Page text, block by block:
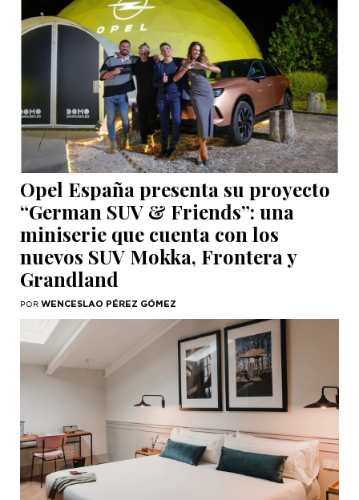
Opel España presenta su proyecto
“German SUV & Friends”: una
miniserie que cuenta con los
nuevos SUV Mokka, Frontera y
Grandland
POR WENCESLAO PÉREZ GÓMEZ